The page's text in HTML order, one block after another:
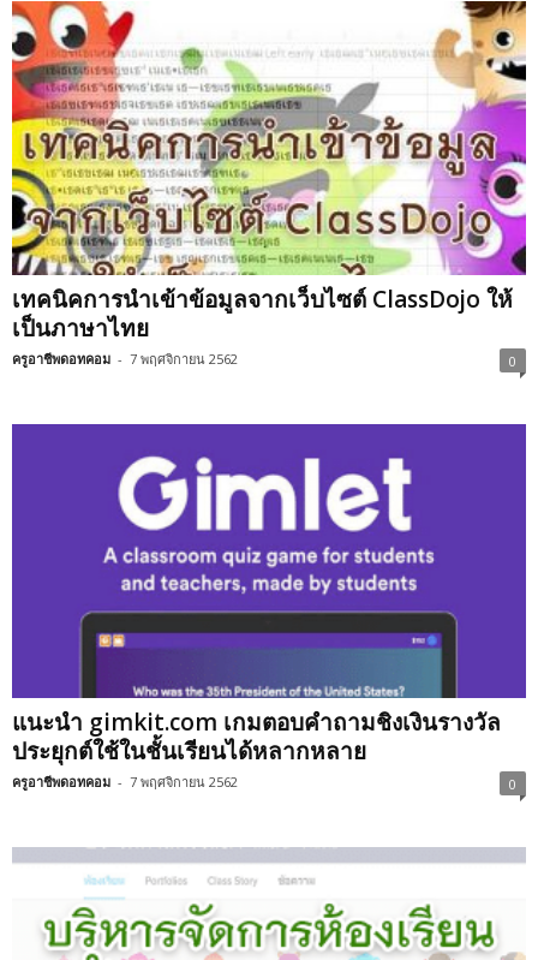
เทคนิคการนำเข้าข้อมูลจากเว็บไซต์ ClassDojo ให้
เป็นภาษาไทย
ครูอาชีพดอทคอม - 7 พฤศจิกายน 2562 0
แนะนำ gimkit.com เกมตอบคำถามชิงเงินรางวัล
ประยุกต์ใช้ในชั้นเรียนได้หลากหลาย
ครูอาชีพดอทคอม - 7 พฤศจิกายน 2562 0